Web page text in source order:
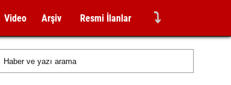
Video Arşiv Resmi İlanlar ⤵